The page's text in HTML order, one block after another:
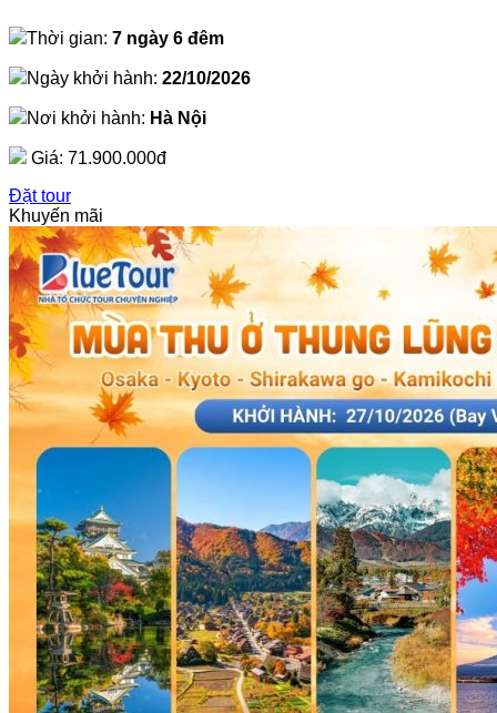
Thời gian: 7 ngày 6 đêm
Ngày khởi hành: 22/10/2026
Nơi khởi hành: Hà Nội
Giá: 71.900.000đ
Đặt tour
Khuyến mãi